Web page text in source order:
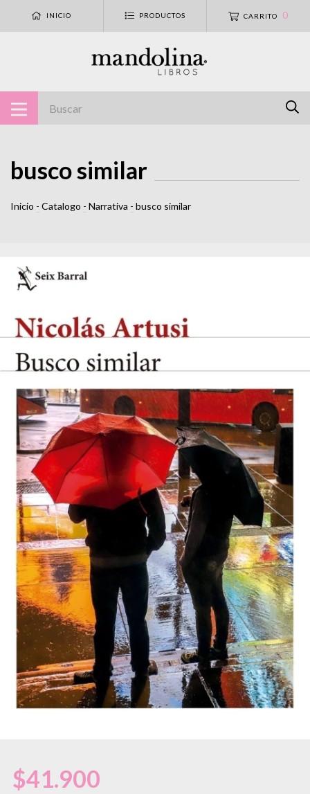
INICIO PRODUCTOS CARRITO 0
busco similar
Inicio - Catalogo - Narrativa - busco similar
$41.900